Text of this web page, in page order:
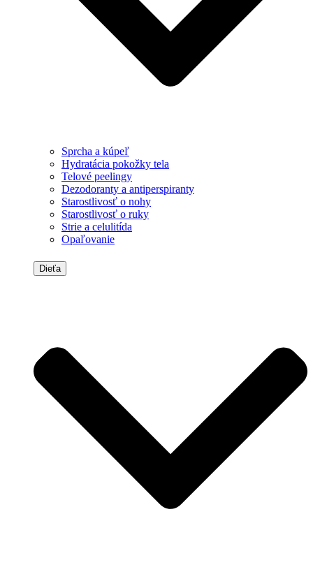
Sprcha a kúpeľ
Hydratácia pokožky tela
Telové peelingy
Dezodoranty a antiperspiranty
Starostlivosť o nohy
Starostlivosť o ruky
Strie a celulitída
Opaľovanie
Dieťa